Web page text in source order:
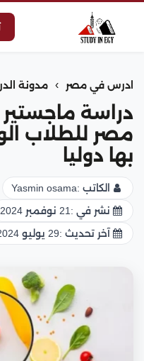
ادرس في مصر › مدونة
دراسة
مصر للطلاب
بها دوليا
الكاتب :Yasmin osama
نشر في : 21 نوفمبر 2024
آخر تحديث :29 يوليو 2024